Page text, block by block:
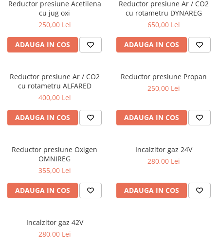
Conectori DINSE
Magneti pentru sudura
Mese sudura
Reductor presiune Acetilena
cu jug oxi
250,00 Lei
ADAUGA IN COS
Reductor presiune Ar / CO2
cu rotametru DYNAREG
650,00 Lei
ADAUGA IN COS
Reductor presiune Ar / CO2
cu rotametru ALFARED
400,00 Lei
ADAUGA IN COS
Reductor presiune Propan
250,00 Lei
ADAUGA IN COS
Reductor presiune Oxigen
OMNIREG
355,00 Lei
ADAUGA IN COS
Incalzitor gaz 24V
280,00 Lei
ADAUGA IN COS
Incalzitor gaz 42V
280,00 Lei